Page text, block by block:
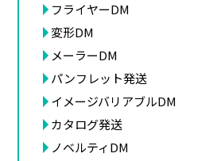
フライヤーDM
変形DM
メーラーDM
パンフレット発送
イメージバリアブルDM
カタログ発送
ノベルティDM